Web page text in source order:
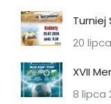
Turniej
20
XVII
8 lipca